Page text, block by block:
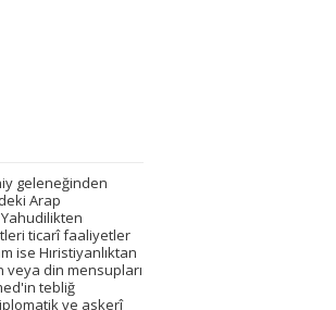
geleneğinden
Arap
ticarî faaliyetler
ise Hıristiyanlıktan
veya din mensupları
tebliğ
ve askerî